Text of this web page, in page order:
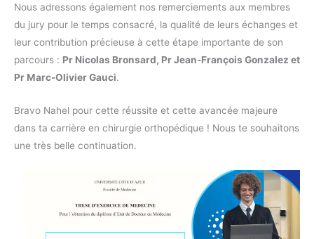
Nous adressons également nos remerciements aux membres
du jury pour le temps consacré, la qualité de leurs échanges et
leur contribution précieuse à cette étape importante de son
parcours : Pr Nicolas Bronsard, Pr Jean-François Gonzalez et
Pr Marc-Olivier Gauci.
Bravo Nahel pour cette réussite et cette avancée majeure
dans ta carrière en chirurgie orthopédique ! Nous te souhaitons
une très belle continuation.